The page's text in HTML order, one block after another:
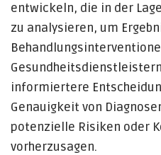
entwickeln, die in der
zu analysieren, um
informiertere
Genauigkeit von
potenzielle Risiken oder
vorherzusagen.